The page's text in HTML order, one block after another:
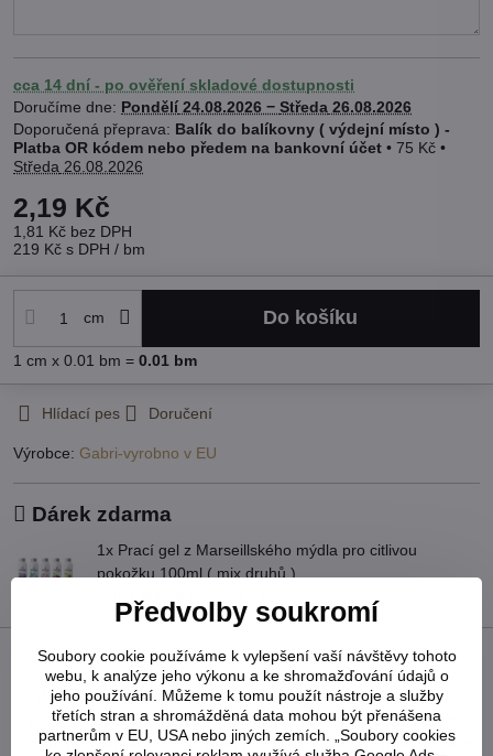
cca 14 dní - po ověření skladové dostupnosti
Doručíme dne: Pondělí 24.08.2026 − Středa 26.08.2026
Balík do balíkovny ( výdejní místo ) -
Platba OR kódem nebo předem na bankovní účet • 75 Kč •
Středa 26.08.2026
2,19 Kč
1,81 Kč bez DPH
219 Kč s DPH / bm
cm Do košíku
1 cm x 0.01 bm = 0.01 bm
Hlídací pes Doručení
Výrobce: Gabri-vyrobno v EU
Dárek zdarma
1x Prací gel z Marseillského mýdla pro citlivou
pokožku 100ml ( mix druhů )
Popis
U tvarovaných záclon čí vzororvaných látek ( závěsů ) je
potřeba počítat s nějakým prostřihem, aby byly obě strany
stejné po ušití a to samé platí pro vzor. Nikdy nevíme předem,
Předvolby soukromí
Soubory cookie používáme k vylepšení vaší návštěvy tohoto
webu, k analýze jeho výkonu a ke shromažďování údajů o
jeho používání. Můžeme k tomu použít nástroje a služby
třetích stran a shromážděná data mohou být přenášena
partnerům v EU, USA nebo jiných zemích. „Soubory cookies